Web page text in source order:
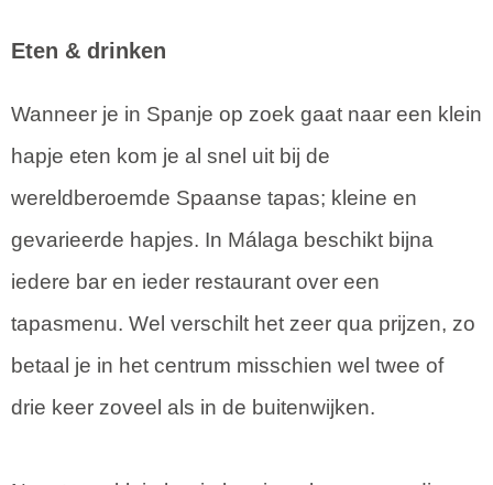
Eten & drinken
Wanneer je in Spanje op zoek gaat naar een klein
hapje eten kom je al snel uit bij de
wereldberoemde Spaanse tapas; kleine en
gevarieerde hapjes. In Málaga beschikt bijna
iedere bar en ieder restaurant over een
tapasmenu. Wel verschilt het zeer qua prijzen, zo
betaal je in het centrum misschien wel twee of
drie keer zoveel als in de buitenwijken.